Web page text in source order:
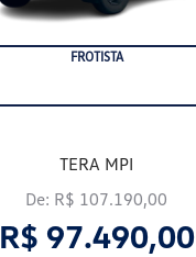
FROTISTA
TERA MPI
De: R$ 107.190,00
R$ 97.490,00